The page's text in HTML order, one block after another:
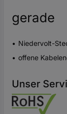
gerade
Niedervolt-
offene
Unser